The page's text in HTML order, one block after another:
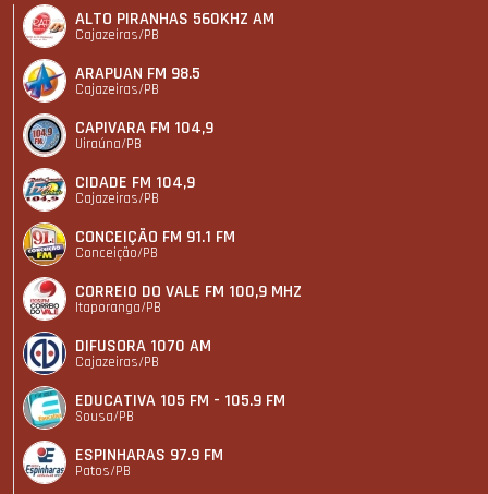
ALTO PIRANHAS 560KHZ AM
Cajazeiras/PB
ARAPUAN FM 98.5
Cajazeiras/PB
CAPIVARA FM 104,9
Uiraúna/PB
CIDADE FM 104,9
Cajazeiras/PB
CONCEIÇÃO FM 91.1 FM
Conceição/PB
CORREIO DO VALE FM 100,9 MHZ
Itaporanga/PB
DIFUSORA 1070 AM
Cajazeiras/PB
EDUCATIVA 105 FM - 105.9 FM
Sousa/PB
ESPINHARAS 97.9 FM
Patos/PB